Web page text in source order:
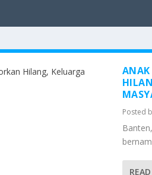
ANAK
Posted